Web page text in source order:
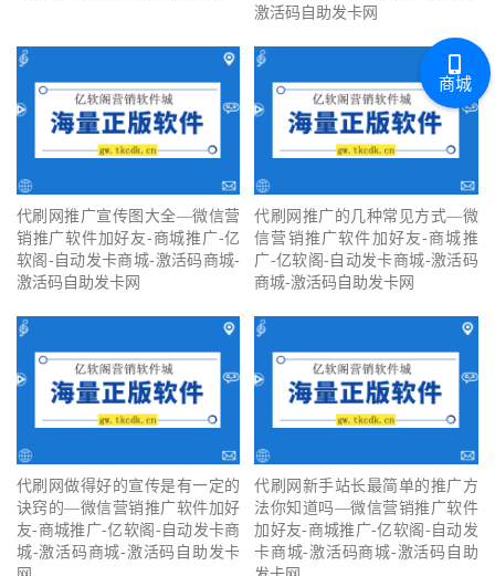
激活码自助发卡网
代刷网推广宣传图大全—微信营
销推广软件加好友-商城推广-亿
软阁-自动发卡商城-激活码商城-
激活码自助发卡网
代刷网推广的几种常见方式—微
信营销推广软件加好友-商城推
广-亿软阁-自动发卡商城-激活码
商城-激活码自助发卡网
代刷网做得好的宣传是有一定的
诀窍的—微信营销推广软件加好
友-商城推广-亿软阁-自动发卡商
城-激活码商城-激活码自助发卡
代刷网新手站长最简单的推广方
法你知道吗—微信营销推广软件
加好友-商城推广-亿软阁-自动发
卡商城-激活码商城-激活码自助
商城